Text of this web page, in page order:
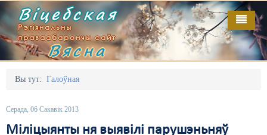
Віцебская
Рэгіянальны
праваабарончы сайт
Вясна
Вы тут: Галоўная
Серада, 06 Сакавік 2013
Міліцыянты ня выявілі парушэньняў
Галоўная
Адміністрацыйны перасьлед
Безбар'ернае асяродзьдзе
Выданьні
Кантакт